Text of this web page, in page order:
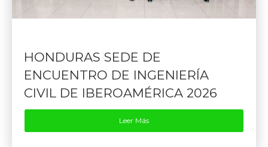
HONDURAS SEDE DE
ENCUENTRO DE INGENIERÍA
CIVIL DE IBEROAMÉRICA 2026
Leer Más